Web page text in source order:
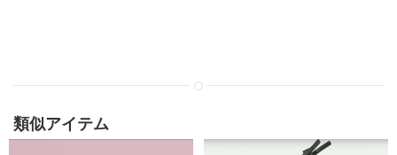
類似アイテム